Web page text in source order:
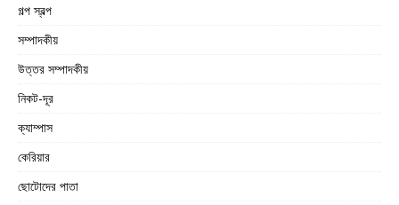
গল্প স্বল্প
সম্পাদকীয়
উত্তর সম্পাদকীয়
নিকট-দূর
ক্যাম্পাস
কেরিয়ার
ছোটোদের পাতা